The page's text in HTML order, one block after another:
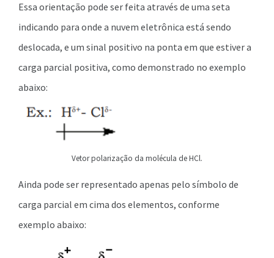
Essa orientação pode ser feita através de uma seta
indicando para onde a nuvem eletrônica está sendo
deslocada, e um sinal positivo na ponta em que estiver a
carga parcial positiva, como demonstrado no exemplo
abaixo:
Vetor polarização da molécula de HCl.
Ainda pode ser representado apenas pelo símbolo de
carga parcial em cima dos elementos, conforme
exemplo abaixo: